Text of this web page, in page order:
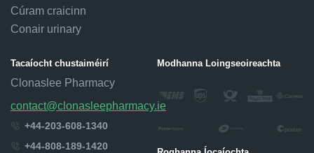
Cúram craicinn
Conair urinary
Tacaíocht chustaiméirí
Clonaslee Pharmacy
contact@clonasleepharmacy.ie
+44-203-608-1340
+44-808-189-1420
Modhanna Loingseoireachta